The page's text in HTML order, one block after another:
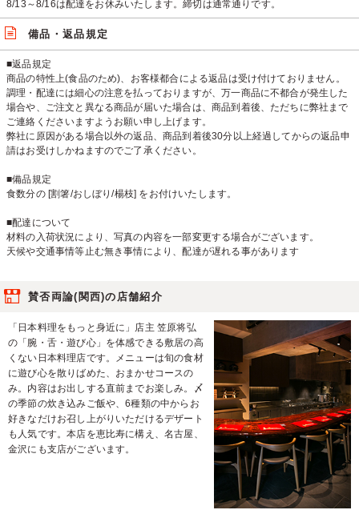
8/13～8/16は配達をお休みいたします。締切は通常通りです。
備品・返品規定
■返品規定
商品の特性上(食品のため)、お客様都合による返品は受け付けておりません。
調理・配達には細心の注意を払っておりますが、万一商品に不都合が発生した
場合や、ご注文と異なる商品が届いた場合は、商品到着後、ただちに弊社まで
ご連絡くださいますようお願い申し上げます。
弊社に原因がある場合以外の返品、商品到着後30分以上経過してからの返品申
請はお受けしかねますのでご了承ください。
■備品規定
食数分の [割箸/おしぼり/楊枝] をお付けいたします。
■配達について
材料の入荷状況により、写真の内容を一部変更する場合がございます。
天候や交通事情等止む無き事情により、配達が遅れる事があります
賛否両論(関西)の店舗紹介
「日本料理をもっと身近に」店主 笠原将弘
の「腕・舌・遊び心」を体感できる敷居の高
くない日本料理店です。メニューは旬の食材
に遊び心を散りばめた、おまかせコースの
み。内容はお出しする直前までお楽しみ。〆
の季節の炊き込みご飯や、6種類の中からお
好きなだけお召し上がりいただけるデザート
も人気です。本店を恵比寿に構え、名古屋、
金沢にも支店がございます。